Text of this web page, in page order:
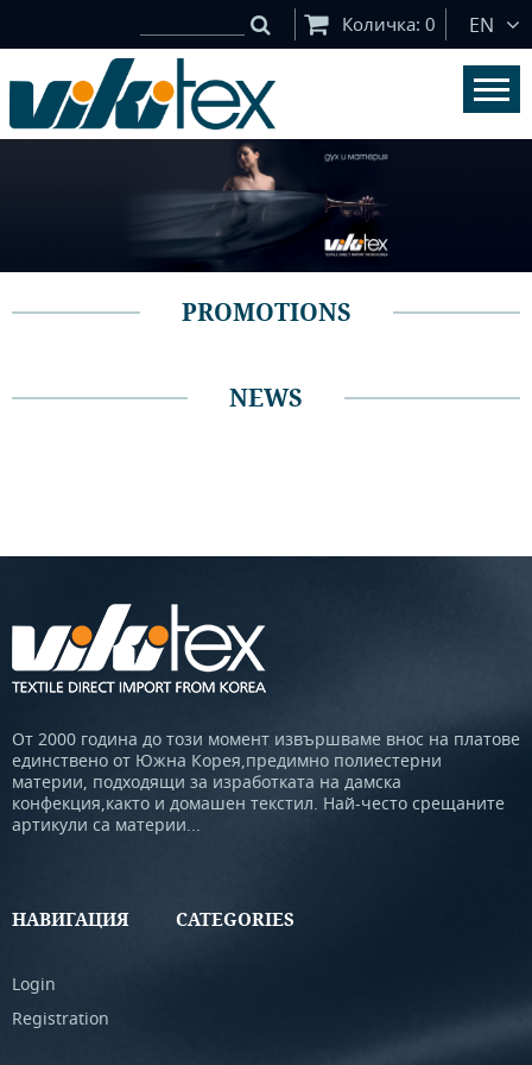
Количка: 0 EN
PROMOTIONS
NEWS
От 2000 година до този момент извършваме внос на платове
единствено от Южна Корея,предимно полиестерни
материи, подходящи за изработката на дамска
конфекция,както и домашен текстил. Най-често срещаните
артикули са материи...
НАВИГАЦИЯ
Login
Registration
CATEGORIES